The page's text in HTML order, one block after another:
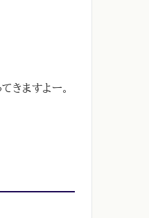
きますよー。